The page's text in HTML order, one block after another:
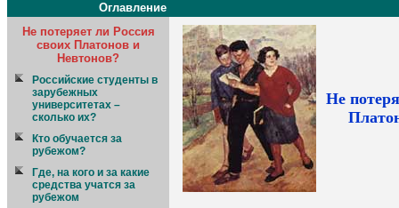
Оглавление
Не потеряет ли Россия
своих Платонов и
Невтонов?
Российские студенты в
зарубежных
университетах –
сколько их?
Кто обучается за
рубежом?
Где, на кого и за какие
средства учатся за
рубежом
Не